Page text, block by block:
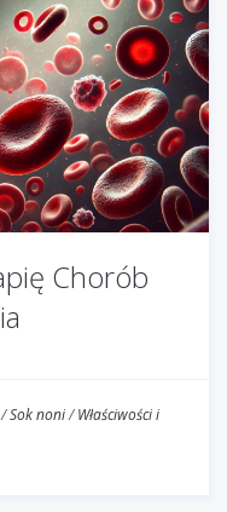
Chorób
/Sok noni/Właściwości i